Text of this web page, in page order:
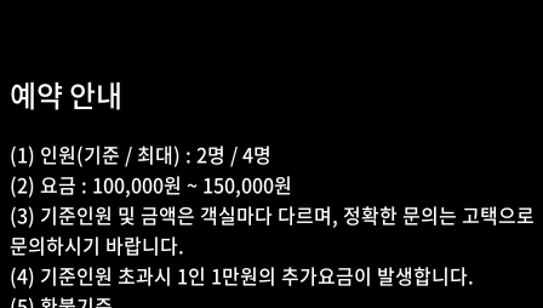
예약 안내
(1) 인원(기준 / 최대) : 2명 / 4명
(2) 요금 : 100,000원 ~ 150,000원
(3) 기준인원 및 금액은 객실마다 다르며, 정확한 문의는 고택으로
문의하시기 바랍니다.
(4) 기준인원 초과시 1인 1만원의 추가요금이 발생합니다.